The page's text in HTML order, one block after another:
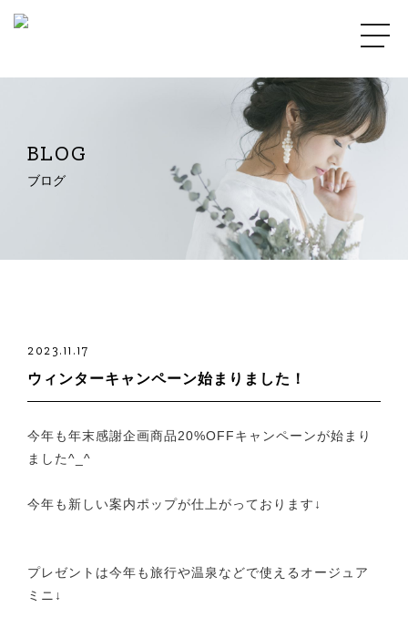
BLOG
ブログ
2023.11.17
ウィンターキャンペーン始まりました！
今年も年末感謝企画商品20%OFFキャンペーンが始まり
ました^_^
今年も新しい案内ポップが仕上がっております↓
プレゼントは今年も旅行や温泉などで使えるオージュア
ミニ↓